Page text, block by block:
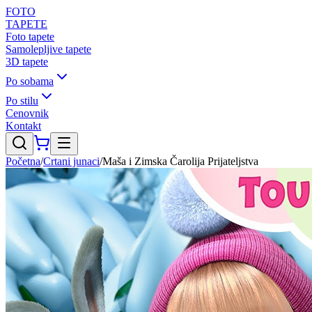
FOTO
TAPETE
Foto tapete
Samolepljive tapete
3D tapete
Po sobama
Po stilu
Cenovnik
Kontakt
Početna/Crtani junaci/Maša i Zimska Čarolija Prijateljstva